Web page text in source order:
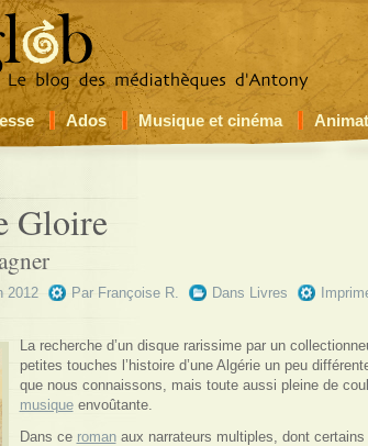
Ados Musique et cinéma
Gloire
2012 Par Françoise R. Dans Livres
La recherche d’un disque rarissime par un
petites touches l’histoire d’une Algérie un peu
que nous connaissons, mais toute aussi pleine de
musiqueenvoûtante.
Dans ce romanaux narrateurs multiples, dont certains